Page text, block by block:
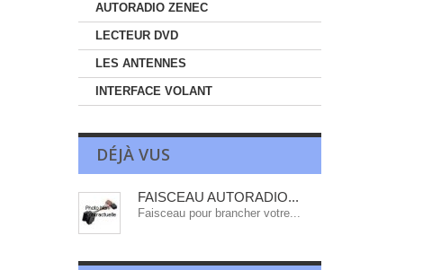
AUTORADIO ZENEC
LECTEUR DVD
LES ANTENNES
INTERFACE VOLANT
DÉJÀ VUS
FAISCEAU AUTORADIO...
Faisceau pour brancher votre...